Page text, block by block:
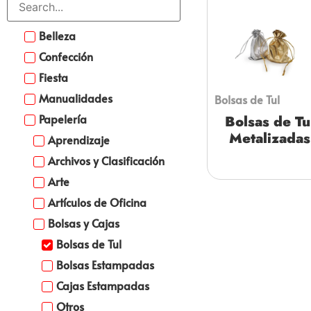
Belleza
Confección
Fiesta
Manualidades
Papelería
Aprendizaje
Archivos y Clasificación
Arte
Artículos de Oficina
Bolsas y Cajas
Bolsas de Tul
Bolsas Estampadas
Cajas Estampadas
Otros
Bolsas de Tul
Bolsas de
Metalizadas